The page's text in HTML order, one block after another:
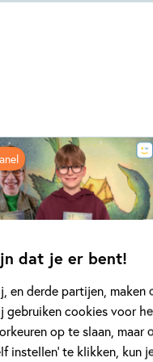
dat je er bent!
en derde partijen,
gebruiken cookies voor
op te slaan,
instellen’ te klikken, kun
2026
Kinderpanel leest: ‘Het
ganzen’